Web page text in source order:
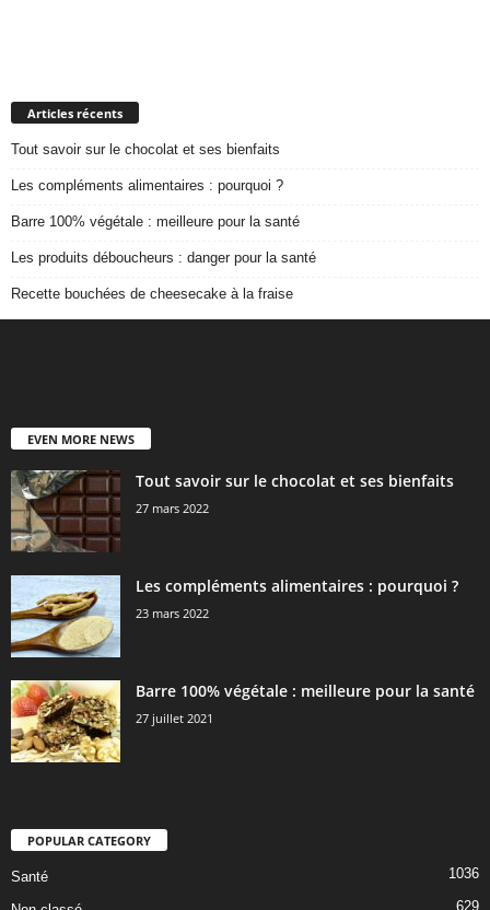
Articles récents
Tout savoir sur le chocolat et ses bienfaits
Les compléments alimentaires : pourquoi ?
Barre 100% végétale : meilleure pour la santé
Les produits déboucheurs : danger pour la santé
Recette bouchées de cheesecake à la fraise
EVEN MORE NEWS
Tout savoir sur le chocolat et ses bienfaits
27 mars 2022
Les compléments alimentaires : pourquoi ?
23 mars 2022
Barre 100% végétale : meilleure pour la santé
27 juillet 2021
POPULAR CATEGORY
Santé 1036
629